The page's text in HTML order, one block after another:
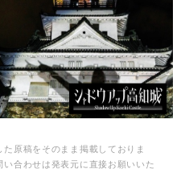
原稿をそのまま掲載しておりま
合わせは発表元に直接お願いいた